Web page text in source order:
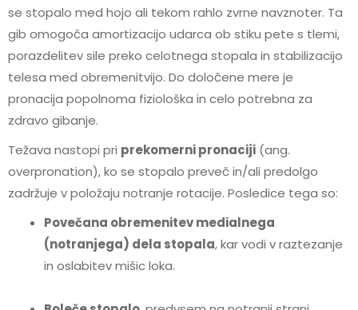
se stopalo med hojo ali tekom rahlo zvrne navznoter. Ta
gib omogoča amortizacijo udarca ob stiku pete s tlemi,
porazdelitev sile preko celotnega stopala in stabilizacijo
telesa med obremenitvijo. Do določene mere je
pronacija popolnoma fiziološka in celo potrebna za
zdravo gibanje.
Težava nastopi pri prekomerni pronaciji (ang.
overpronation), ko se stopalo preveč in/ali predolgo
zadržuje v položaju notranje rotacije. Posledice tega so:
Povečana obremenitev medialnega
(notranjega) dela stopala, kar vodi v raztezanje
in oslabitev mišic loka.